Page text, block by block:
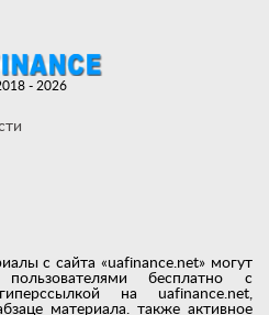
с сайта «uafinance.net» могут
пользователями бесплатно с
на uafinance.net,
материала. также активное
- 2026